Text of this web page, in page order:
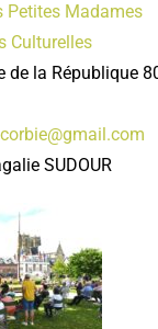
Petites Madames
Culturelles
de la République
SUDOUR